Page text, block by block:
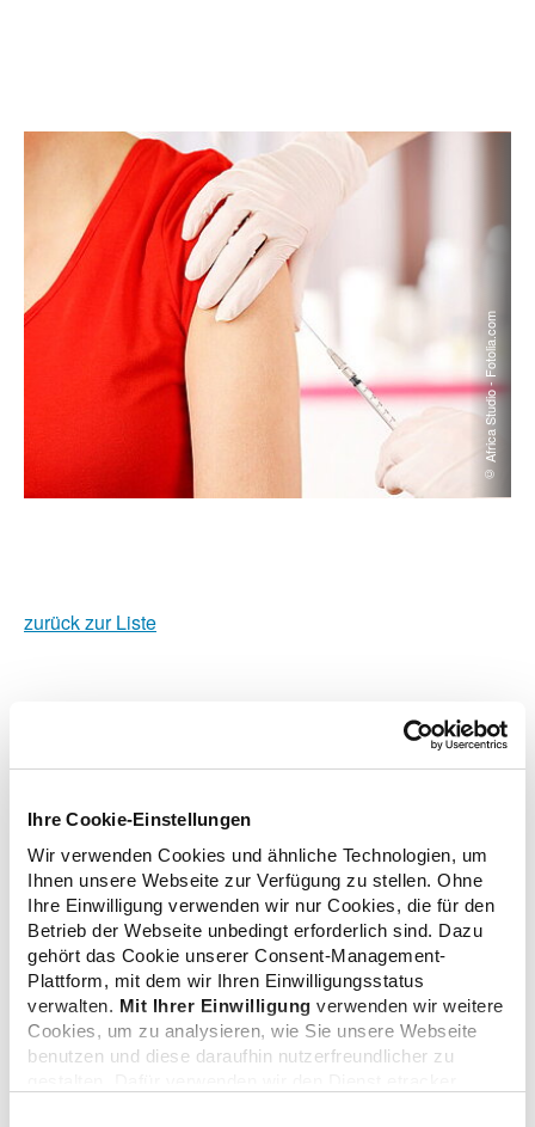
Ihre Cookie-Einstellungen
Wir verwenden Cookies und ähnliche Technologien, um
Ihnen unsere Webseite zur Verfügung zu stellen. Ohne
Ihre Einwilligung verwenden wir nur Cookies, die für den
Betrieb der Webseite unbedingt erforderlich sind. Dazu
gehört das Cookie unserer Consent-Management-
Plattform, mit dem wir Ihren Einwilligungsstatus
verwalten. Mit Ihrer Einwilligung verwenden wir weitere
Cookies, um zu analysieren, wie Sie unsere Webseite
benutzen und diese daraufhin nutzerfreundlicher zu
© Africa Studio - Fotolia.com
zurück zur Liste
Zusatzinformationen
Verwandte Nachrichten
12/20 Informationen der Institutionen und Behörden:
PEI: Lieferengpässe von Pneumokokken-
Impfstoffen (Pneumovax® 23 und Prevenar® 13) –
aktuelle STIKO-Empfehlungen und priorisierte
Impfung - Update